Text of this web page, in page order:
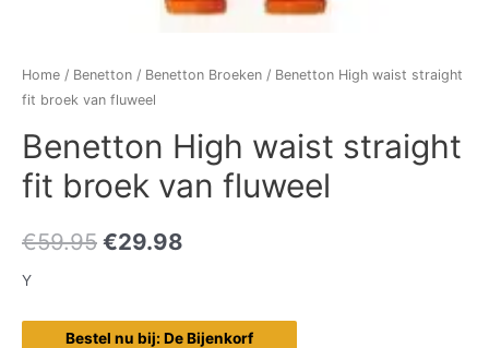
Home / Benetton / Benetton Broeken / Benetton High waist straight
fit broek van fluweel
Benetton High waist straight
fit broek van fluweel
€59.95 €29.98
Y
Bestel nu bij: De Bijenkorf